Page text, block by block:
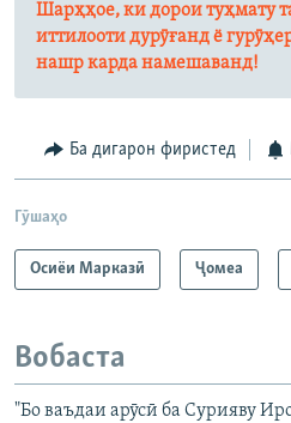
Шарҳҳое, ки дорои туҳмату
иттилооти дурӯғанд ё
нашр карда намешаванд!
Ба дигарон фиристед
Гӯшаҳо
Осиёи Марказӣ Ҷомeа
Вобаста
"Бо ваъдаи арӯсӣ ба Сурияву